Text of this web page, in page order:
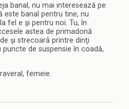
banal, nu mai interesează pe
este banal pentru tine, nu
fel e şi pentru noi. Tu, în
astea de primadonă
şi strecoară printre dinţi
de suspensie în coadă,
femeie.